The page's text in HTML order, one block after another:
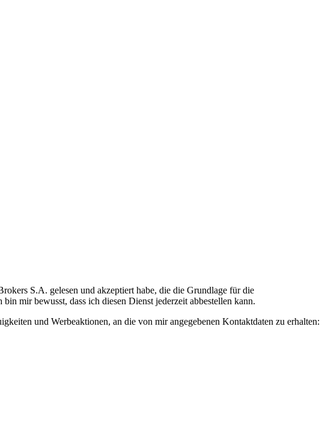
S.A. gelesen und akzeptiert habe, die die Grundlage für die
mir bewusst, dass ich diesen Dienst jederzeit abbestellen kann.
und Werbeaktionen, an die von mir angegebenen Kontaktdaten zu erhalten: